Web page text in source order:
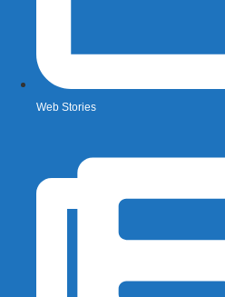
Web Stories